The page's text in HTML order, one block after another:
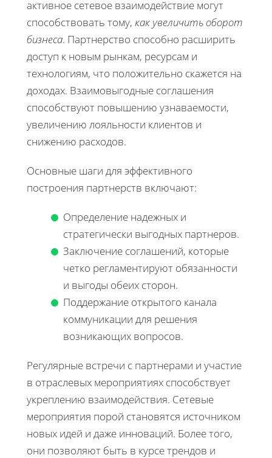
активное сетевое взаимодействие могут
способствовать тому, как увеличить оборот
бизнеса. Партнерство способно расширить
доступ к новым рынкам, ресурсам и
технологиям, что положительно скажется на
доходах. Взаимовыгодные соглашения
способствуют повышению узнаваемости,
увеличению лояльности клиентов и
снижению расходов.
Основные шаги для эффективного
построения партнерств включают:
Определение надежных и
стратегически выгодных партнеров.
Заключение соглашений, которые
четко регламентируют обязанности
и выгоды обеих сторон.
Поддержание открытого канала
коммуникации для решения
возникающих вопросов.
Регулярные встречи с партнерами и участие
в отраслевых мероприятиях способствует
укреплению взаимодействия. Сетевые
мероприятия порой становятся источником
новых идей и даже инноваций. Более того,
они позволяют быть в курсе трендов и